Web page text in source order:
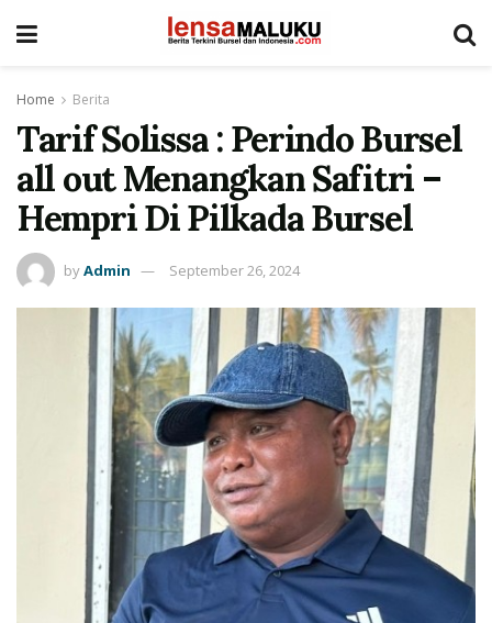
Home Berita
Tarif Solissa : Perindo Bursel
all out Menangkan Safitri –
Hempri Di Pilkada Bursel
byAdmin September 26, 2024